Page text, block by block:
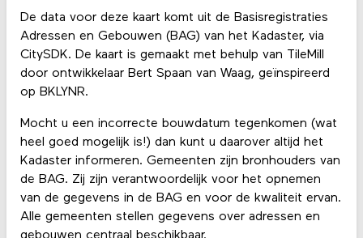
De data voor deze kaart komt uit de Basisregistraties
Adressen en Gebouwen (BAG) van het Kadaster, via
CitySDK. De kaart is gemaakt met behulp van TileMill
door ontwikkelaar Bert Spaan van Waag, geïnspireerd
op BKLYNR.
Mocht u een incorrecte bouwdatum tegenkomen (wat
heel goed mogelijk is!) dan kunt u daarover altijd het
Kadaster informeren. Gemeenten zijn bronhouders van
de BAG. Zij zijn verantwoordelijk voor het opnemen
van de gegevens in de BAG en voor de kwaliteit ervan.
Alle gemeenten stellen gegevens over adressen en